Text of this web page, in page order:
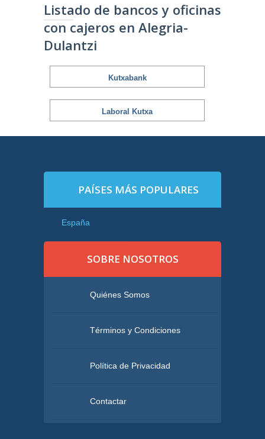
Listado de bancos y oficinas
con cajeros en Alegria-
Dulantzi
Kutxabank
Laboral Kutxa
PAÍSES MÁS POPULARES
España
SOBRE NOSOTROS
Quiénes Somos
Términos y Condiciones
Política de Privacidad
Contactar